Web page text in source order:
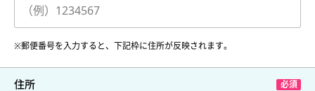
※郵便番号を入力すると、下記枠に住所が反映されます。
住所